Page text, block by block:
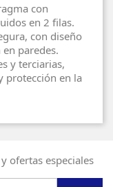
con
en 2 filas.
con diseño
paredes.
y terciarias,
protección en la
ofertas especiales